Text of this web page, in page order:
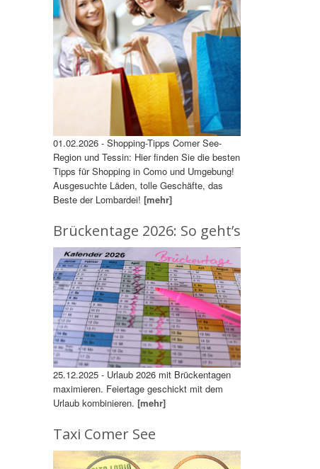
01.02.2026 - Shopping-Tipps Comer See-
Region und Tessin: Hier finden Sie die besten
Tipps für Shopping in Como und Umgebung!
Ausgesuchte Läden, tolle Geschäfte, das
Beste der Lombardei! [mehr]
Brückentage 2026: So geht’s
25.12.2025 - Urlaub 2026 mit Brückentagen
maximieren. Feiertage geschickt mit dem
Urlaub kombinieren. [mehr]
Taxi Comer See